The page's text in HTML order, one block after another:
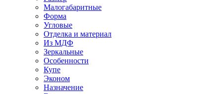
Малогабаритные
Форма
Угловые
Отделка и материал
Из МДФ
Зеркальные
Особенности
Купе
Эконом
Назначение